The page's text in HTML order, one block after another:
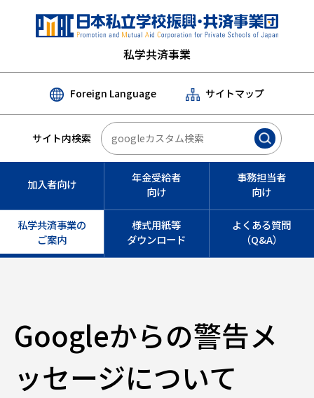
私学共済事業
Foreign Language サイトマップ
サイト内検索
加入者向け
年金受給者
向け
事務担当者
向け
私学共済事業の
ご案内
様式用紙等
ダウンロード
よくある質問
（Q&A）
Googleからの警告メ
ッセージについて